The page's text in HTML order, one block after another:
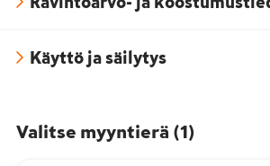
Käyttö ja säilytys
Valitse myyntierä (1 )